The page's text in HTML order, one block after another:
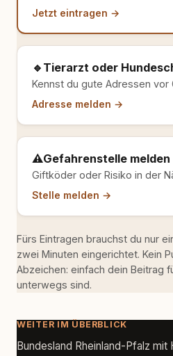
Jetzt eintragen →
🔹 Tierarzt oder
Kennst du gute Adressen vor
Adresse melden →
⚠️Gefahrenstelle melden
Giftköder oder Risiko in der
Stelle melden →
Fürs Eintragen brauchst du nur
zwei Minuten eingerichtet. Kein
Abzeichen: einfach dein Beitrag
unterwegs sind.
WEITER IM ÜBERBLICK
Bundesland Rheinland-Pfalz mit